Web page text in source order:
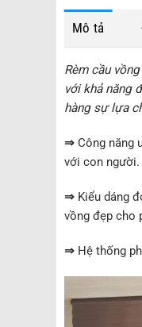
Mô tả
Rèm cầu
với khả năng
hàng sự lựa
⇒Công năng
với con người.
⇒ Kiểu dáng
vồng đẹp cho
⇒ Hệ thống